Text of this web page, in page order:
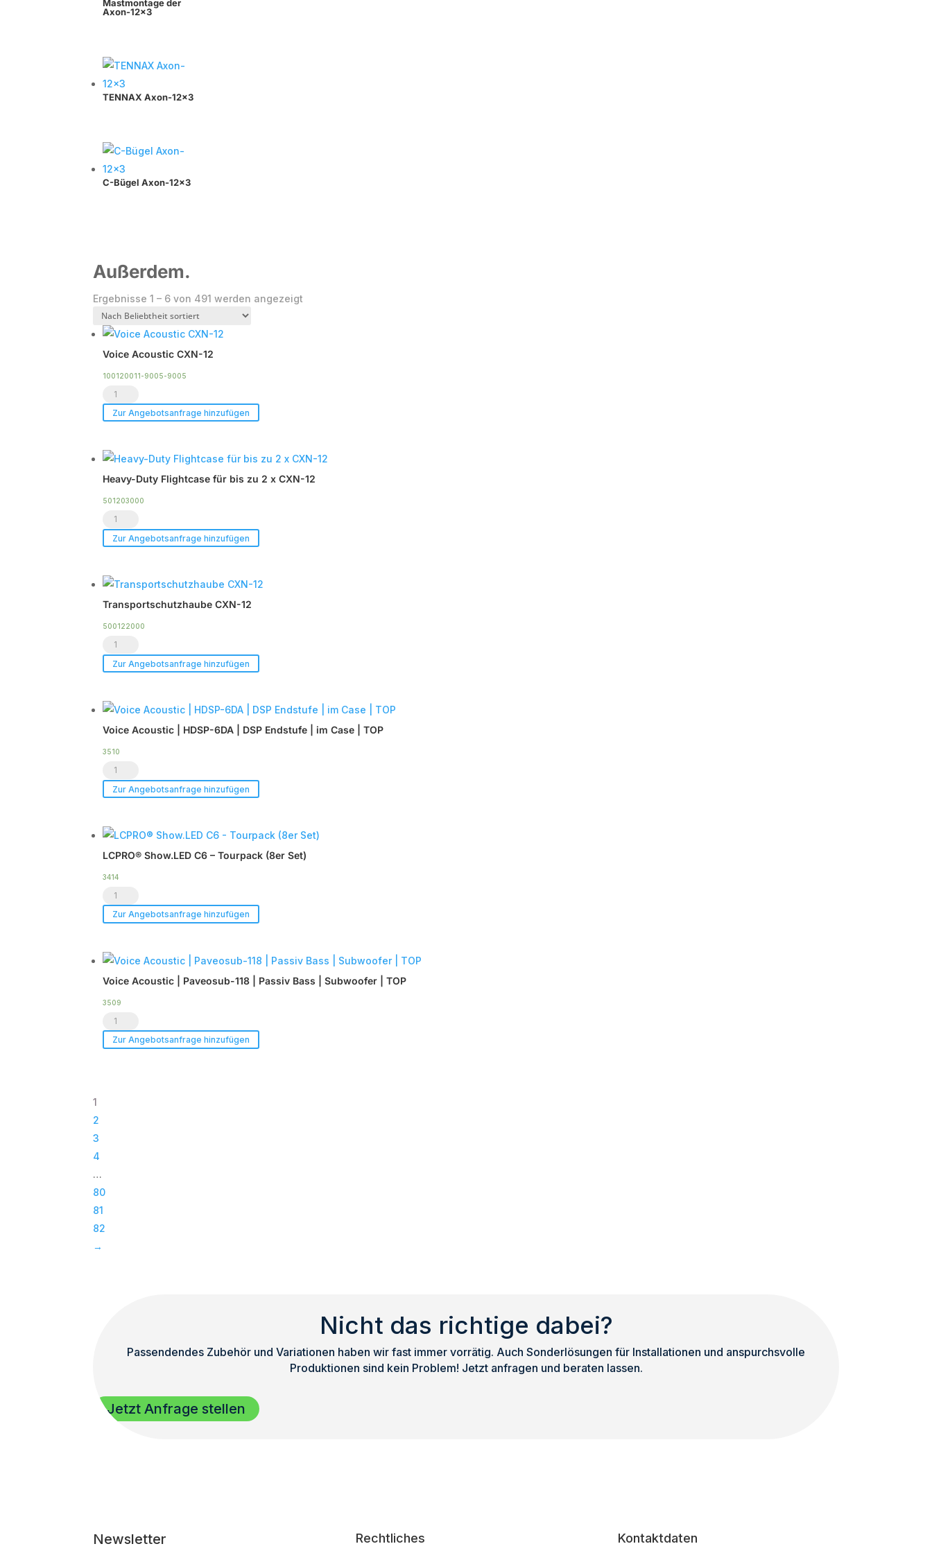
Mastmontage der
Axon-12×3
TENNAX Axon-12×3
C-Bügel Axon-12×3
Außerdem.
Ergebnisse 1 – 6 von 491 werden angezeigt
Voice Acoustic CXN-12
100120011-9005-9005
Voice
Acoustic
Menge
Zur Angebotsanfrage hinzufügen
Heavy-Duty Flightcase für bis zu 2 x CXN-12
501203000
Heavy-
Duty
bis
zu
2
CXN-
Menge
Zur Angebotsanfrage hinzufügen
Transportschutzhaube CXN-12
500122000
Transportschutzhaube
CXN-
Zur Angebotsanfrage hinzufügen
Voice Acoustic | HDSP-6DA | DSP Endstufe | im Case | TOP
3510
Voice
Acoustic
6DA
|
DSP
Endstufe
|
TOP
Menge
Zur Angebotsanfrage hinzufügen
LCPRO® Show.LED C6 – Tourpack (8er Set)
3414
LCPRO®
Show.LED
Tourpack
(8er
Set)
Menge
Zur Angebotsanfrage hinzufügen
Voice Acoustic | Paveosub-118 | Passiv Bass | Subwoofer | TOP
3509
Voice
Acoustic
|
TOP
Menge
Zur Angebotsanfrage hinzufügen
1
2
3
4
…
80
81
82
→
Nicht das richtige dabei?
Passendendes Zubehör und Variationen haben wir fast immer vorrätig. Auch Sonderlösungen für Installationen und anspurchsvolle
Produktionen sind kein Problem! Jetzt anfragen und beraten lassen.
Jetzt Anfrage stellen
Newsletter Rechtliches Kontaktdaten